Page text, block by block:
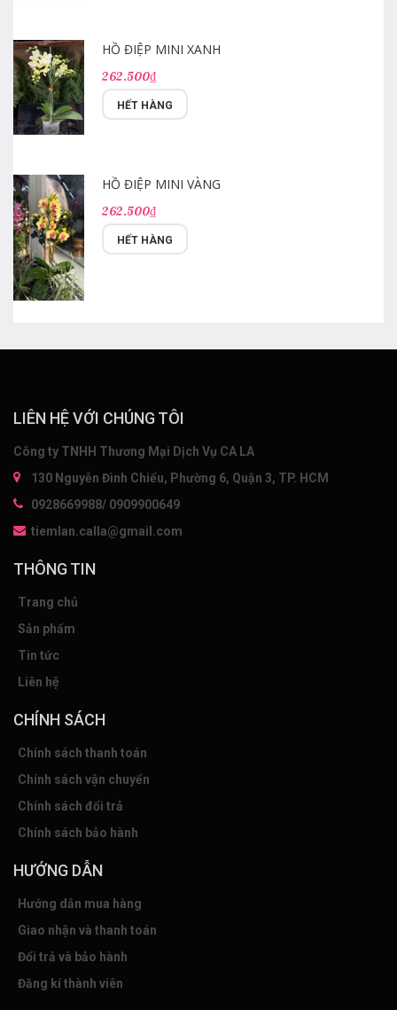
HỒ ĐIỆP MINI XANH
262.500₫
HẾT HÀNG
HỒ ĐIỆP MINI VÀNG
262.500₫
HẾT HÀNG
LIÊN HỆ VỚI CHÚNG TÔI
Công ty TNHH Thương Mại Dịch Vụ CA LA
130 Nguyễn Đình Chiểu, Phường 6, Quận 3, TP. HCM
0928669988/ 0909900649
tiemlan.calla@gmail.com
THÔNG TIN
Trang chủ
Sản phẩm
Tin tức
Liên hệ
CHÍNH SÁCH
Chính sách thanh toán
Chính sách vận chuyển
Chính sách đổi trả
Chính sách bảo hành
HƯỚNG DẪN
Hướng dẫn mua hàng
Giao nhận và thanh toán
Đổi trả và bảo hành
Đăng kí thành viên